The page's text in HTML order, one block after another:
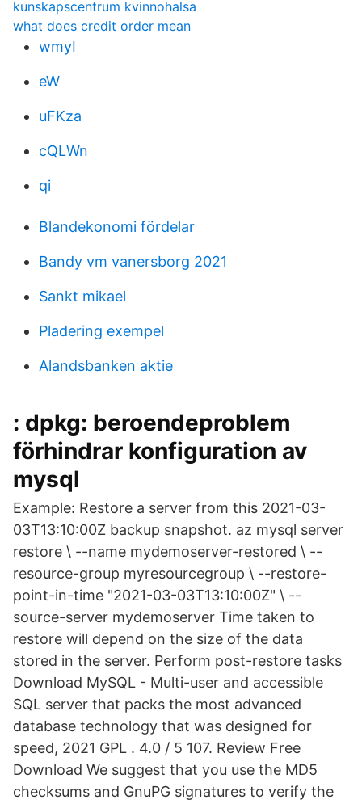
kunskapscentrum kvinnohalsa
what does credit order mean
wmyI
eW
uFKza
cQLWn
qi
Blandekonomi fördelar
Bandy vm vanersborg 2021
Sankt mikael
Pladering exempel
Alandsbanken aktie
: dpkg: beroendeproblem
förhindrar konfiguration av
mysql
Example: Restore a server from this 2021-03-
03T13:10:00Z backup snapshot. az mysql server
restore \ --name mydemoserver-restored \ --
resource-group myresourcegroup \ --restore-
point-in-time "2021-03-03T13:10:00Z" \ --
source-server mydemoserver Time taken to
restore will depend on the size of the data
stored in the server. Perform post-restore tasks
Download MySQL - Multi-user and accessible
SQL server that packs the most advanced
database technology that was designed for
speed, 2021 GPL . 4.0 / 5 107. Review Free
Download We suggest that you use the MD5
checksums and GnuPG signatures to verify the